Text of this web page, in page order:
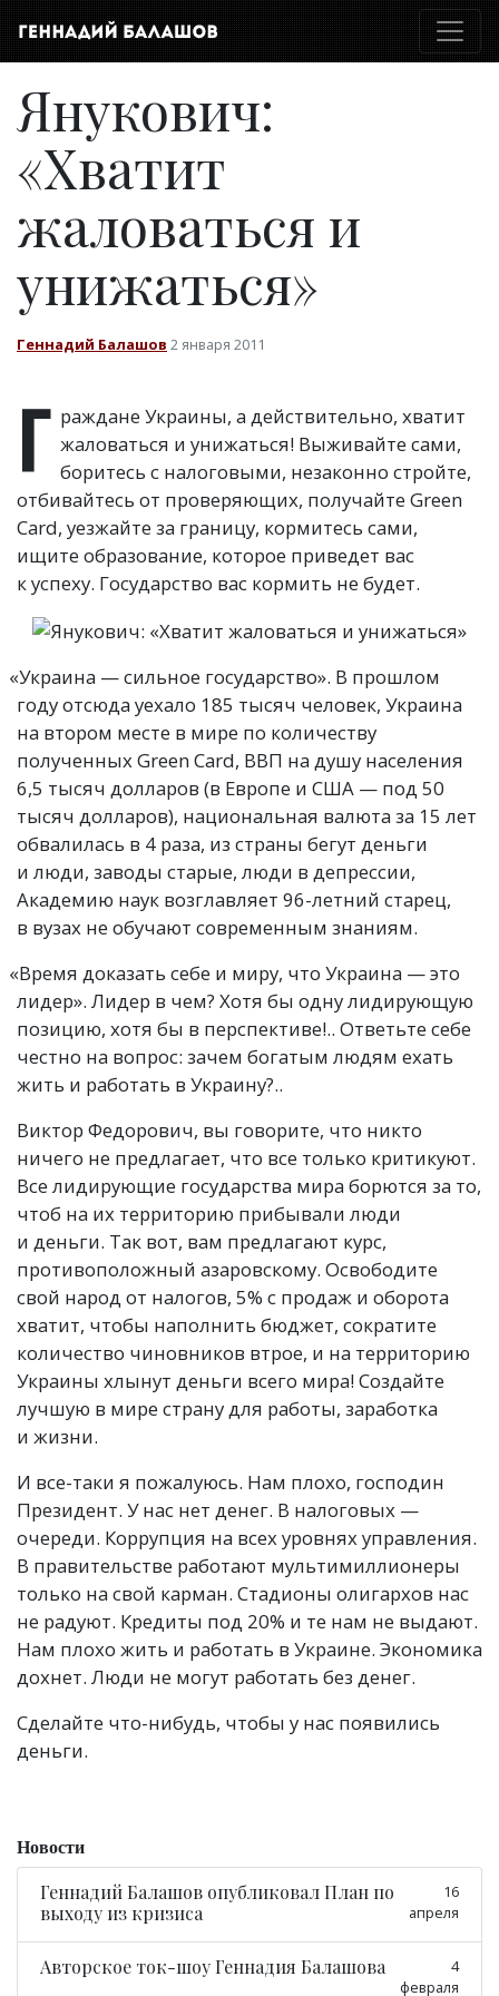
Янукович:
«Хватит
жаловаться и
унижаться»
Геннадий Балашов 2 января 2011
Г раждане Украины, а действительно, хватит
жаловаться и унижаться! Выживайте сами,
боритесь с налоговыми, незаконно стройте,
отбивайтесь от проверяющих, получайте Green
Card, уезжайте за границу, кормитесь сами,
ищите образование, которое приведет вас
к успеху. Государство вас кормить не будет.
«Украина — сильное государство». В прошлом
году отсюда уехало 185 тысяч человек, Украина
на втором месте в мире по количеству
полученных Green Card, ВВП на душу населения
6,5 тысяч долларов (в Европе и США — под 50
тысяч долларов), национальная валюта за 15 лет
обвалилась в 4 раза, из страны бегут деньги
и люди, заводы старые, люди в депрессии,
Академию наук возглавляет 96-летний старец,
в вузах не обучают современным знаниям.
«Время доказать себе и миру, что Украина — это
лидер». Лидер в чем? Хотя бы одну лидирующую
позицию, хотя бы в перспективе!.. Ответьте себе
честно на вопрос: зачем богатым людям ехать
жить и работать в Украину?..
Виктор Федорович, вы говорите, что никто
ничего не предлагает, что все только критикуют.
Все лидирующие государства мира борются за то,
чтоб на их территорию прибывали люди
и деньги. Так вот, вам предлагают курс,
противоположный азаровскому. Освободите
свой народ от налогов, 5% с продаж и оборота
хватит, чтобы наполнить бюджет, сократите
количество чиновников втрое, и на территорию
Украины хлынут деньги всего мира! Создайте
лучшую в мире страну для работы, заработка
и жизни.
И все-таки я пожалуюсь. Нам плохо, господин
Президент. У нас нет денег. В налоговых —
очереди. Коррупция на всех уровнях управления.
В правительстве работают мультимиллионеры
только на свой карман. Стадионы олигархов нас
не радуют. Кредиты под 20% и те нам не выдают.
Нам плохо жить и работать в Украине. Экономика
дохнет. Люди не могут работать без денег.
Сделайте что-нибудь, чтобы у нас появились
деньги.
Новости
Геннадий Балашов опубликовал План по
выходу из кризиса
16
апреля
Авторское ток-шоу Геннадия Балашова
4
февраля